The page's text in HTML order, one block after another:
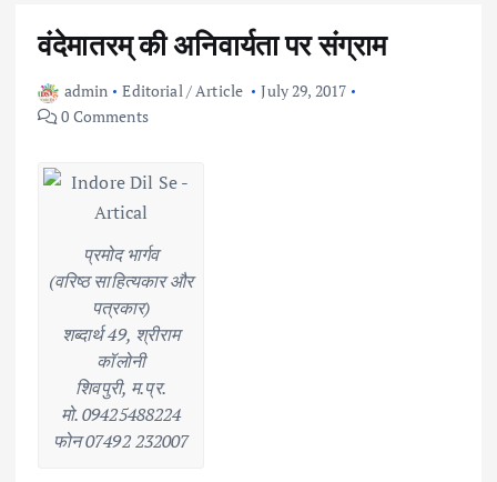
वंदेमातरम् की अनिवार्यता पर संग्राम
admin Editorial / Article
July 29, 2017
0 Comments
प्रमोद भार्गव
(वरिष्ठ साहित्यकार और
पत्रकार)
शब्दार्थ 49, श्रीराम
कॉलोनी
शिवपुरी, म.प्र.
मो. 09425488224
फोन 07492 232007